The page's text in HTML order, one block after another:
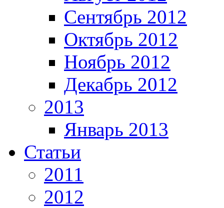
Сентябрь 2012
Октябрь 2012
Ноябрь 2012
Декабрь 2012
2013
Январь 2013
Статьи
2011
2012